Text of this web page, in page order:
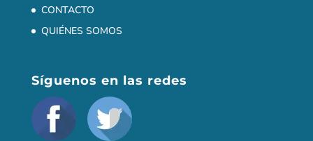
CONTACTO
QUIÉNES SOMOS
Síguenos en las redes